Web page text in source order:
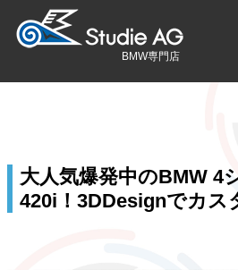
BMW専門店
大人気爆発中のBMW 4
420i！3DDesignでカス